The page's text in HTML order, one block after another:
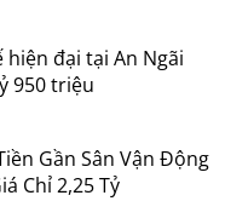
đại tại An Ngãi
950 triệu
Gần Sân Vận Động
Chỉ 2,25 Tỷ